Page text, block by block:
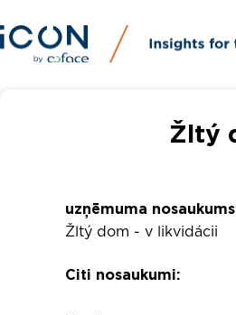
Žltý
uzņēmuma
Žltý dom - v likvidácii
Citi nosaukumi: